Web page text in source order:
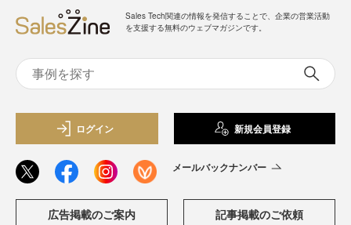
Sales Tech関連の情報を発信することで、企業の営業活動
を支援する無料のウェブマガジンです。
ログイン 新規会員登録
メールバックナンバー
広告掲載のご案内 記事掲載のご依頼